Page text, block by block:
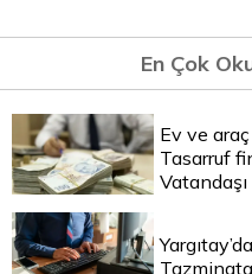
En Çok
Ev ve
Tasarruf